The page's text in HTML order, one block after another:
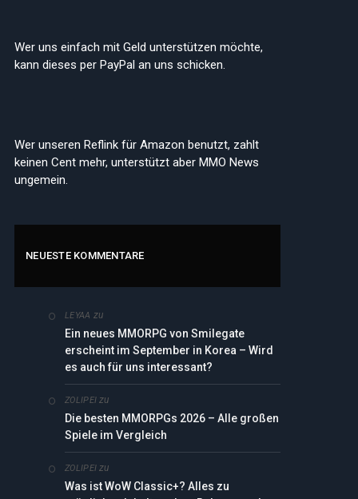
Wer uns einfach mit Geld unterstützen möchte,
kann dieses per PayPal an uns schicken.
Wer unseren Reflink für Amazon benutzt, zahlt
keinen Cent mehr, unterstützt aber MMO News
ungemein.
NEUESTE KOMMENTARE
LEYAA zu
Ein neues MMORPG von Smilegate
erscheint im September in Korea – Wird
es auch für uns interessant?
ZOLIPEI zu
Die besten MMORPGs 2026 – Alle großen
Spiele im Vergleich
ZOLIPEI zu
Was ist WoW Classic+? Alles zu